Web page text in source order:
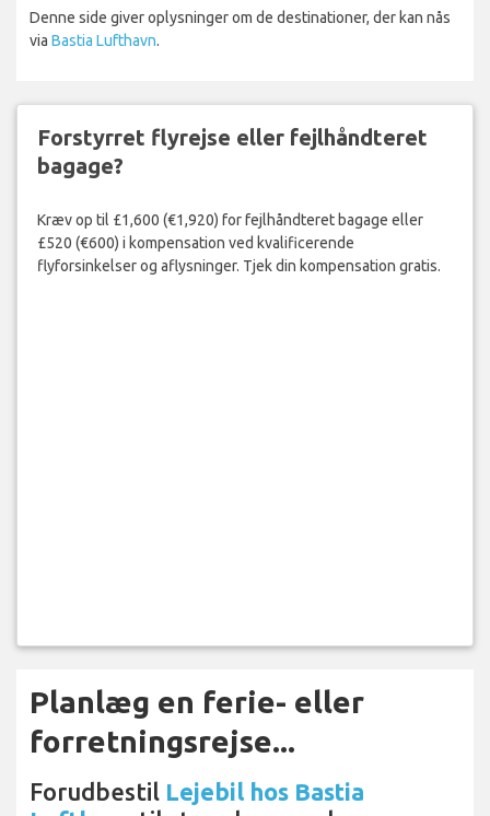
Denne side giver oplysninger om de destinationer, der kan nås
via Bastia Lufthavn.
Forstyrret flyrejse eller fejlhåndteret
bagage?
Kræv op til £1,600 (€1,920) for fejlhåndteret bagage eller
£520 (€600) i kompensation ved kvalificerende
flyforsinkelser og aflysninger. Tjek din kompensation gratis.
Planlæg en ferie- eller
forretningsrejse...
Forudbestil Lejebil hos Bastia